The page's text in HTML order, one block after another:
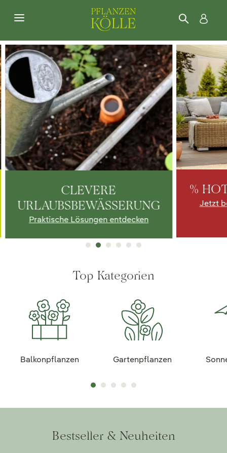
CLEVERE
URLAUBSBEWÄSSERUNG
Praktische Lösungen entdecken
%
Jetzt
Top Kategorien
Balkonpflanzen Gartenpflanzen
Bestseller & Neuheiten